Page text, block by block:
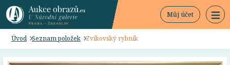
Můj účet
Úvod Seznam položek Zvíkovský rybník